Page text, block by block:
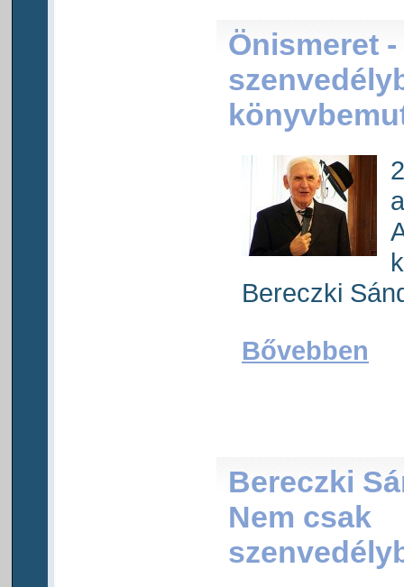
Önismeret
Bereczki
Bővebben
Bereczki
Nem csak